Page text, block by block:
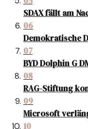
SDAX fällt am
06
Demokratische
07
BYD Dolphin G
08
RAG-Stiftung
09
Microsoft
10